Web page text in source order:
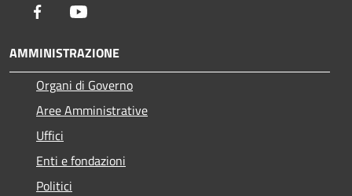
Facebook
AMMINISTRAZIONE
Organi di Governo
Aree Amministrative
Uffici
Enti e fondazioni
Politici